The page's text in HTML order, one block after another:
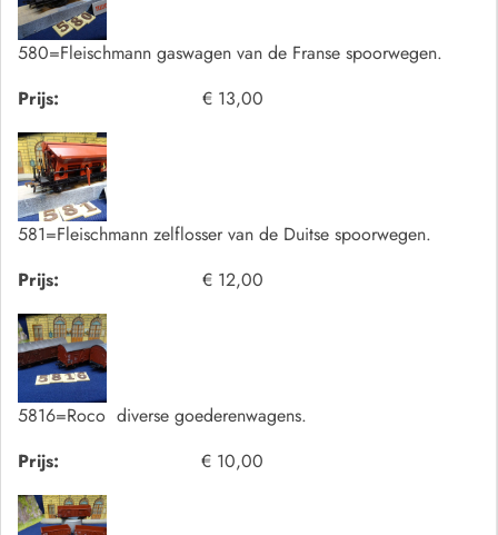
580=Fleischmann gaswagen van de Franse spoorwegen.
Prijs:
€ 13,00
581=Fleischmann zelflosser van de Duitse spoorwegen.
Prijs:
€ 12,00
5816=Roco diverse goederenwagens.
Prijs:
€ 10,00